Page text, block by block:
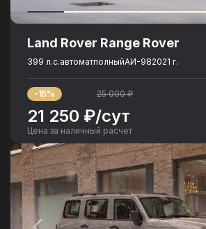
Land Rover Range Rover
399 л.с.автоматполныйАИ-982021 г.
-15%
21 250 ₽/сут
25 000 ₽
Цена за наличный расчет